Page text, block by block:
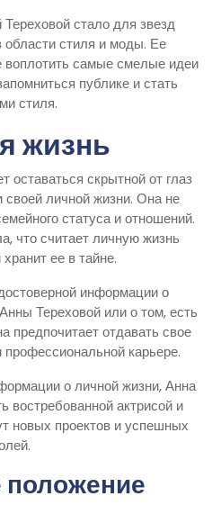
стало для звезд
стиля и моды. Ее
воплотить самые смелые идеи
публике и стать
стиля.
жизнь
оставаться скрытной от глаз
своей личной жизни. Она не
статуса и отношений.
что считает личную жизнь
ее в тайне.
информации о
Тереховой или о том, есть
предпочитает отдавать свое
карьере.
о личной жизни, Анна
востребованной актрисой и
новых проектов и успешных